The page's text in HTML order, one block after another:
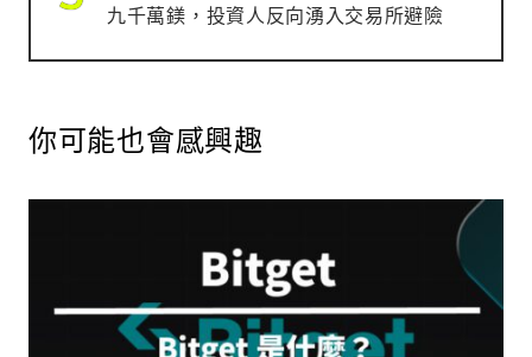
九千萬鎂，投資人反向湧入交易所避險
你可能也會感興趣